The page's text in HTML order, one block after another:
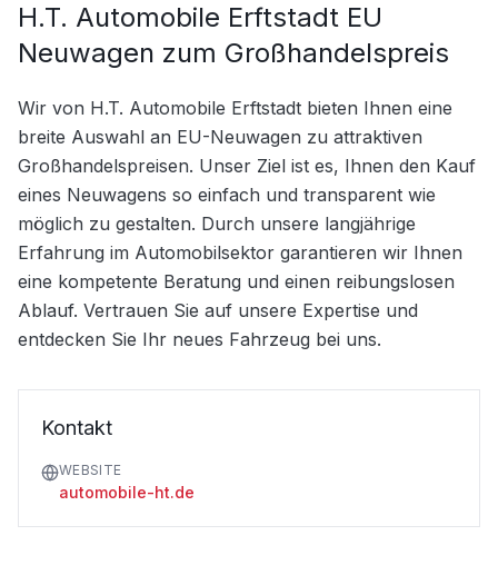
H.T. Automobile Erftstadt EU
Neuwagen zum Großhandelspreis
Wir von H.T. Automobile Erftstadt bieten Ihnen eine
breite Auswahl an EU-Neuwagen zu attraktiven
Großhandelspreisen. Unser Ziel ist es, Ihnen den Kauf
eines Neuwagens so einfach und transparent wie
möglich zu gestalten. Durch unsere langjährige
Erfahrung im Automobilsektor garantieren wir Ihnen
eine kompetente Beratung und einen reibungslosen
Ablauf. Vertrauen Sie auf unsere Expertise und
entdecken Sie Ihr neues Fahrzeug bei uns.
Kontakt
WEBSITE
automobile-ht.de